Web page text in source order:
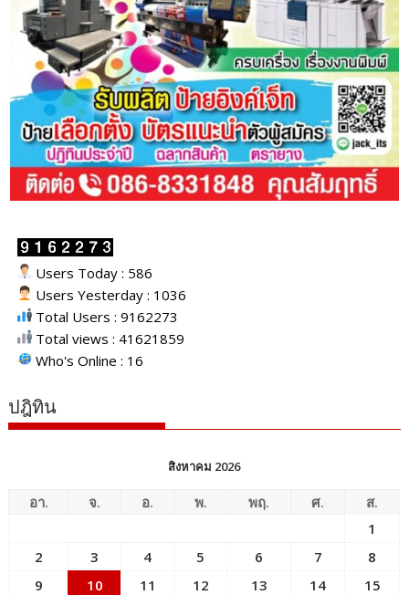
Users Today : 586
Users Yesterday : 1036
Total Users : 9162273
Total views : 41621859
Who's Online : 16
ปฎิทิน
สิงหาคม 2026
อา. จ. อ. พ. พฤ. ศ.
ส.
1
2
3 4 5 6 7
8
9
10 11 12 13 14
15